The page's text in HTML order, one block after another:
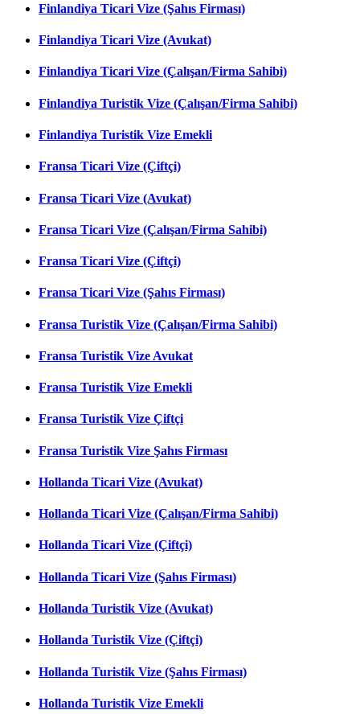
Finlandiya Ticari Vize (Şahıs Firması)
Finlandiya Ticari Vize (Avukat)
Finlandiya Ticari Vize (Çalışan/Firma Sahibi)
Finlandiya Turistik Vize (Çalışan/Firma Sahibi)
Finlandiya Turistik Vize Emekli
Fransa Ticari Vize (Çiftçi)
Fransa Ticari Vize (Avukat)
Fransa Ticari Vize (Çalışan/Firma Sahibi)
Fransa Ticari Vize (Çiftçi)
Fransa Ticari Vize (Şahıs Firması)
Fransa Turistik Vize (Çalışan/Firma Sahibi)
Fransa Turistik Vize Avukat
Fransa Turistik Vize Emekli
Fransa Turistik Vize Çiftçi
Fransa Turistik Vize Şahıs Firması
Hollanda Ticari Vize (Avukat)
Hollanda Ticari Vize (Çalışan/Firma Sahibi)
Hollanda Ticari Vize (Çiftçi)
Hollanda Ticari Vize (Şahıs Firması)
Hollanda Turistik Vize (Avukat)
Hollanda Turistik Vize (Çiftçi)
Hollanda Turistik Vize (Şahıs Firması)
Hollanda Turistik Vize Emekli